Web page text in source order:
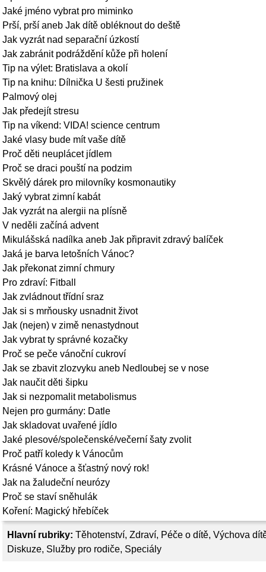
Hlavní rubriky: Těhotenství, Zdraví, Péče o dítě, Výchova
Diskuze, Služby pro rodiče, Speciály
Jaké jméno vybrat pro miminko
Prší, prší aneb Jak dítě obléknout do deště
Jak vyzrát nad separační úzkostí
Jak zabránit podráždění kůže při holení
Tip na výlet: Bratislava a okolí
Tip na knihu: Dílnička U šesti pružinek
Palmový olej
Jak předejít stresu
Tip na víkend: VIDA! science centrum
Jaké vlasy bude mít vaše dítě
Proč děti neuplácet jídlem
Proč se draci pouští na podzim
Skvělý dárek pro milovníky kosmonautiky
Jaký vybrat zimní kabát
Jak vyzrát na alergii na plísně
V neděli začíná advent
Mikulášská nadílka aneb Jak připravit zdravý balíček
Jaká je barva letošních Vánoc?
Jak překonat zimní chmury
Pro zdraví: Fitball
Jak zvládnout třídní sraz
Jak si s mrňousky usnadnit život
Jak (nejen) v zimě nenastydnout
Jak vybrat ty správné kozačky
Proč se peče vánoční cukroví
Jak se zbavit zlozvyku aneb Nedloubej se v nose
Jak naučit děti šipku
Jak si nezpomalit metabolismus
Nejen pro gurmány: Datle
Jak skladovat uvařené jídlo
Jaké plesové/společenské/večerní šaty zvolit
Proč patří koledy k Vánocům
Krásné Vánoce a šťastný nový rok!
Jak na žaludeční neurózy
Proč se staví sněhulák
Koření: Magický hřebíček